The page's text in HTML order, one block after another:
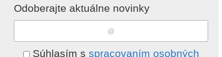
Odoberajte aktuálne novinky
Súhlasím s spracovaním osobných